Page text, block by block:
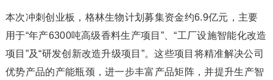
本次冲刺创业板，格林生物计划募集资金约6.9亿元，主要
用于“年产6300吨高级香料生产项目”、“工厂设施智能化改造
项目”及“研发创新改造升级项目”。这些项目将精准解决公司
优势产品的产能瓶颈，进一步丰富产品矩阵，并提升生产智